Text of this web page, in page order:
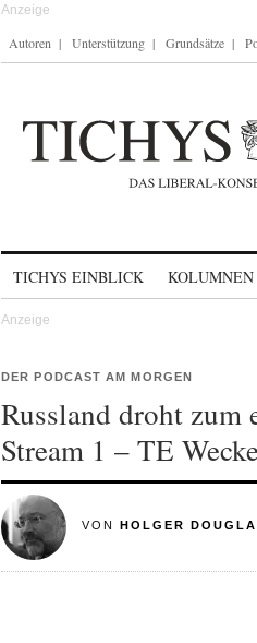
Autoren Unterstützung Grundsätze
TICHYS EINBLICK KOLUMNEN
DER PODCAST AM MORGEN
Russland droht zum
Stream 1 – TE
VON HOLGER